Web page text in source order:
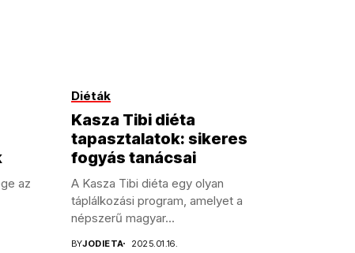
az
Diéták
Kasza Tibi diéta
tapasztalatok: sikeres
fogyás tanácsai
A Kasza Tibi diéta egy olyan
táplálkozási program, amelyet a
népszerű magyar...
BYJODIETA 2025.01.16.